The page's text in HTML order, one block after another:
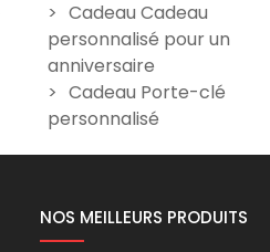
Cadeau Cadeau
personnalisé pour un
anniversaire
Cadeau Porte-clé
personnalisé
NOS MEILLEURS PRODUITS